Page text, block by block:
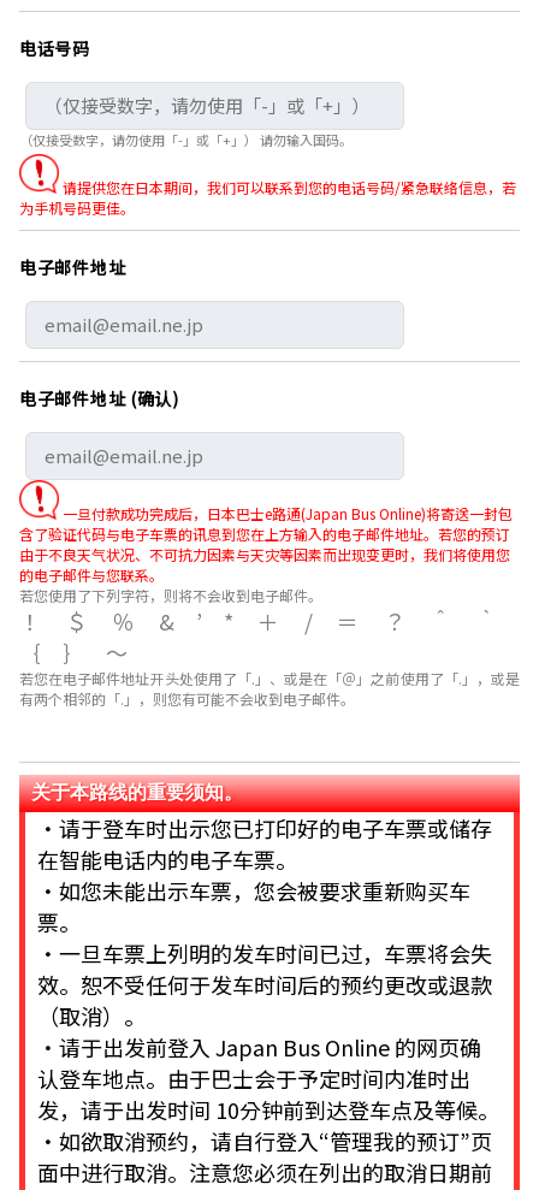
电话号码
（仅接受数字，请勿使用「-」或「+」） 请勿输入国码。
请提供您在日本期间，我们可以联系到您的电话号码/紧急联络信息，若
为手机号码更佳。
电子邮件地址
电子邮件地址 (确认)
一旦付款成功完成后，日本巴士e路通(Japan Bus Online)将寄送一封包
含了验证代码与电子车票的讯息到您在上方输入的电子邮件地址。若您的预订
由于不良天气状况、不可抗力因素与天灾等因素而出现变更时，我们将使用您
的电子邮件与您联系。
若您使用了下列字符，则将不会收到电子邮件。
！＄％&’*＋/＝？＾｀
｛｝～
若您在电子邮件地址开头处使用了「.」、或是在「＠」之前使用了「.」，或是
有两个相邻的「.」，则您有可能不会收到电子邮件。
关于本路线的重要须知。
・请于登车时出示您已打印好的电子车票或储存
在智能电话内的电子车票。
・如您未能出示车票，您会被要求重新购买车
票。
・一旦车票上列明的发车时间已过，车票将会失
效。恕不受任何于发车时间后的预约更改或退款
（取消）。
・请于出发前登入 Japan Bus Online 的网页确
认登车地点。由于巴士会于予定时间内准时出
发，请于出发时间 10分钟前到达登车点及等候。
・如欲取消预约，请自行登入“管理我的预订”页
面中进行取消。注意您必须在列出的取消日期前